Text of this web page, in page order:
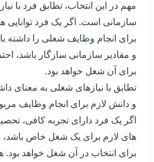
مهم در این انتخاب، تطابق فرد با
سازمانی است. اگر یک فرد توانایی
برای انجام وظایف شغلی را داشته
و مقادیر سازمانی سازگار باشد،
برای آن شغل خواهد بود.
تطابق با نیازهای شغلی به معنای
و دانش لازم برای انجام وظایف
اگر یک فرد دارای تجربه کافی،
های لازم برای یک شغل خاص باشد،
برای انتخاب در آن شغل خواهد بود.